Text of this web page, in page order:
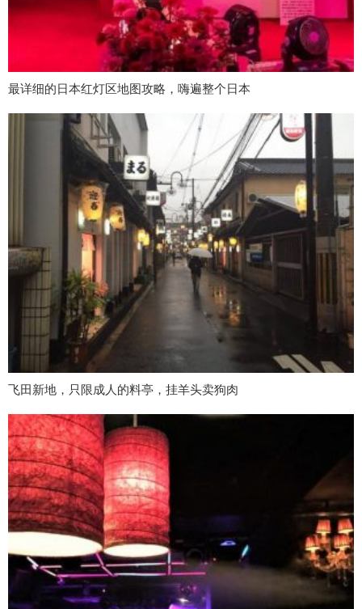
最详细的日本红灯区地图攻略，嗨遍整个日本
飞田新地，只限成人的料亭，挂羊头卖狗肉